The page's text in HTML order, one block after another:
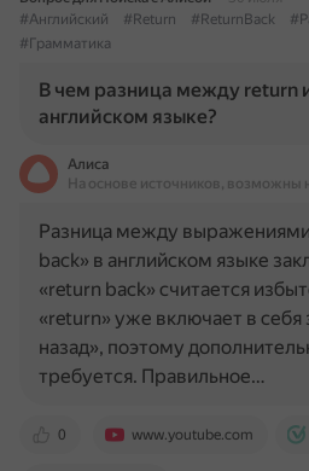
#Английский
#Return #ReturnBack
#Грамматика
В чем разница между return
английском языке?
Алиса
На основе источников, возможны
0 www.youtube.com
Разница между
back» в английском языке
«return back» считается
«return» уже включает в себя
назад», поэтому
требуется. Правильное…